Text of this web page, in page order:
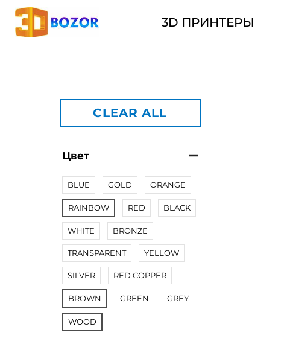
3D ПРИНТЕРЫ
CLEAR ALL
Цвет
BLUE GOLD ORANGE
RAINBOW RED BLACK
WHITE BRONZE
TRANSPARENT YELLOW
SILVER RED COPPER
BROWN GREEN GREY
WOOD